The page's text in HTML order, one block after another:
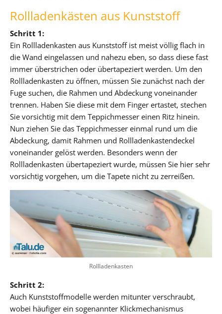
Rollladenkästen aus Kunststoff
Schritt 1:
Ein Rollladenkasten aus Kunststoff ist meist völlig flach in
die Wand eingelassen und nahezu eben, so dass diese fast
immer überstrichen oder übertapeziert werden. Um den
Rollladenkasten zu öffnen, müssen Sie zunächst nach der
Fuge suchen, die Rahmen und Abdeckung voneinander
trennen. Haben Sie diese mit dem Finger ertastet, stechen
Sie vorsichtig mit dem Teppichmesser einen Ritz hinein.
Nun ziehen Sie das Teppichmesser einmal rund um die
Abdeckung, damit Rahmen und Rollladenkastendeckel
voneinander gelöst werden. Besonders wenn der
Rollladenkasten übertapeziert wurde, müssen Sie hier sehr
vorsichtig vorgehen, um die Tapete nicht zu zerreißen.
Rollladenkasten
Schritt 2:
Auch Kunststoffmodelle werden mitunter verschraubt,
wobei häufiger ein sogenannter Klickmechanismus